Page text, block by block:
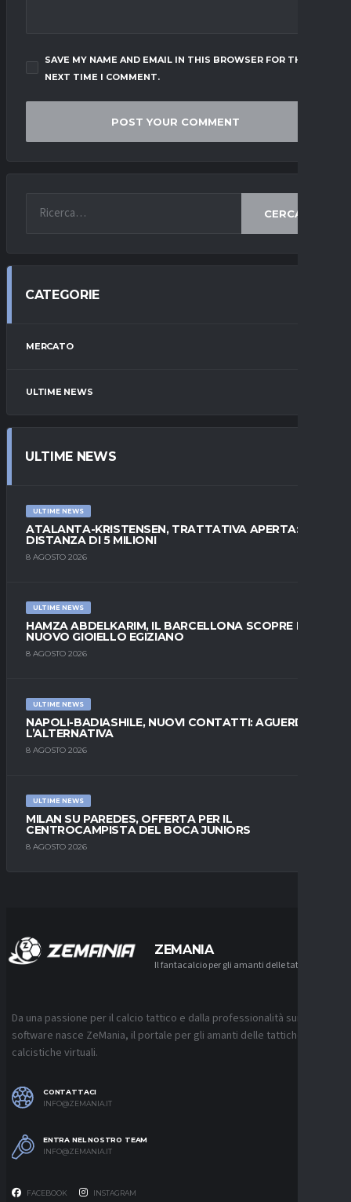
SAVE MY NAME AND EMAIL IN THIS BROWSER FOR THE
NEXT TIME I COMMENT.
CERCA
CATEGORIE
MERCATO
ULTIME NEWS
ULTIME NEWS
ULTIME NEWS
ATALANTA-KRISTENSEN, TRATTATIVA APERTA:
DISTANZA DI 5 MILIONI
8 AGOSTO 2026
ULTIME NEWS
HAMZA ABDELKARIM, IL BARCELLONA SCOPRE IL
NUOVO GIOIELLO EGIZIANO
8 AGOSTO 2026
ULTIME NEWS
NAPOLI-BADIASHILE, NUOVI CONTATTI: AGUERD È
L’ALTERNATIVA
8 AGOSTO 2026
ULTIME NEWS
MILAN SU PAREDES, OFFERTA PER IL
CENTROCAMPISTA DEL BOCA JUNIORS
8 AGOSTO 2026
ZEMANIA
Il fantacalcio per gli amanti delle tattiche
Da una passione per il calcio tattico e dalla professionalità sui
software nasce ZeMania, il portale per gli amanti delle tattiche
calcistiche virtuali.
CONTATTACI
INFO@ZEMANIA.IT
ENTRA NEL NOSTRO TEAM
INFO@ZEMANIA.IT
FACEBOOK INSTAGRAM